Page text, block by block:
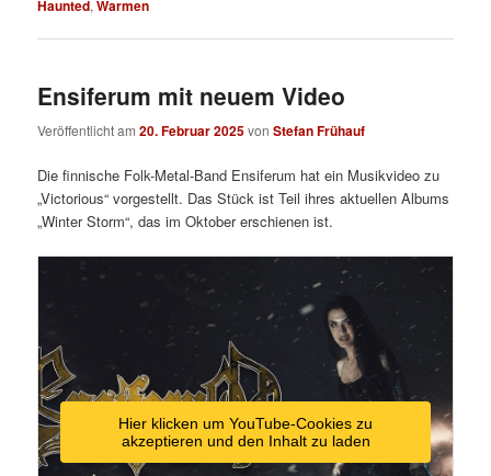
Haunted,Warmen
Ensiferum mit neuem Video
Veröffentlicht am20. Februar 2025vonStefan Frühauf
Die finnische Folk-Metal-Band Ensiferum hat ein Musikvideo zu
„Victorious“ vorgestellt. Das Stück ist Teil ihres aktuellen Albums
„Winter Storm“, das im Oktober erschienen ist.
Hier klicken um YouTube-Cookies zu
akzeptieren und den Inhalt zu laden